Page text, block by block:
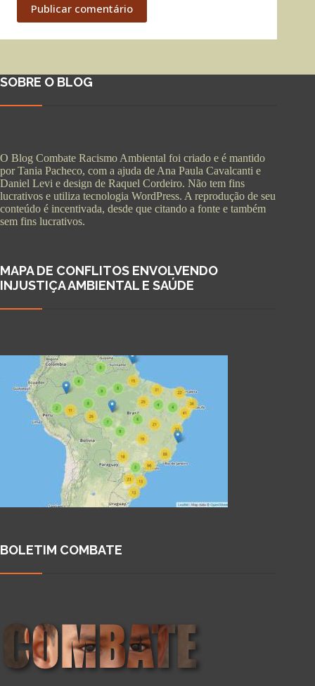
Publicar comentário
SOBRE O BLOG
O Blog Combate Racismo Ambiental foi criado e é mantido
por Tania Pacheco, com a ajuda de Ana Paula Cavalcanti e
Daniel Levi e design de Raquel Cordeiro. Não tem fins
lucrativos e utiliza tecnologia WordPress. A reprodução de seu
conteúdo é incentivada, desde que citando a fonte e também
sem fins lucrativos.
MAPA DE CONFLITOS ENVOLVENDO
INJUSTIÇA AMBIENTAL E SAÚDE
BOLETIM COMBATE